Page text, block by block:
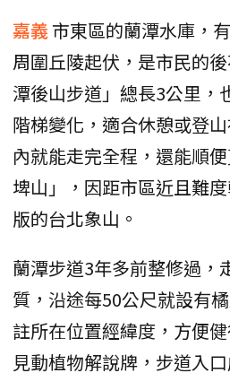
嘉義市東區的蘭潭水庫，
周圍丘陵起伏，是市民的
潭後山步道」總長3公里，
階梯變化，適合休憩或登
內就能走完全程，還能順
埤山」，因距市區近且難
版的台北象山。
蘭潭步道3年多前整修過，
質，沿途每50公尺就設有
註所在位置經緯度，方便
見動植物解說牌，步道入